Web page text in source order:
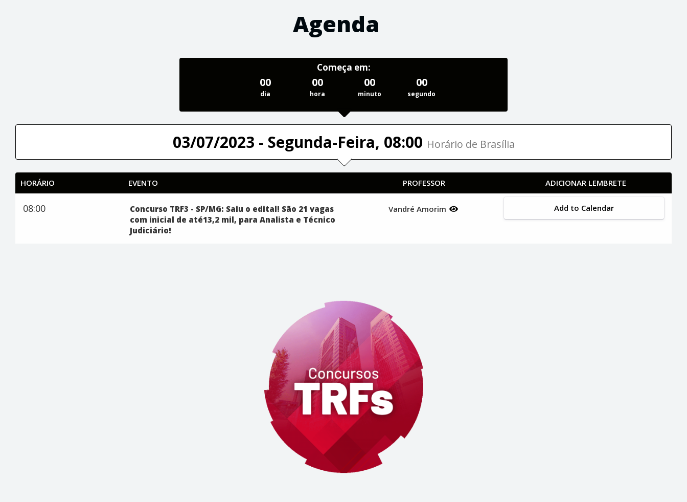
Agenda
Começa em:
00
dia
00
hora
00
minuto
00
segundo
03/07/2023 - Segunda-Feira, 08:00 Horário de Brasília
HORÁRIO EVENTO PROFESSOR ADICIONAR LEMBRETE
08:00
Concurso TRF3 - SP/MG: Saiu o edital! São 21 vagas
com inicial de até13,2 mil, para Analista e Técnico
Judiciário!
Vandré Amorim Add to Calendar